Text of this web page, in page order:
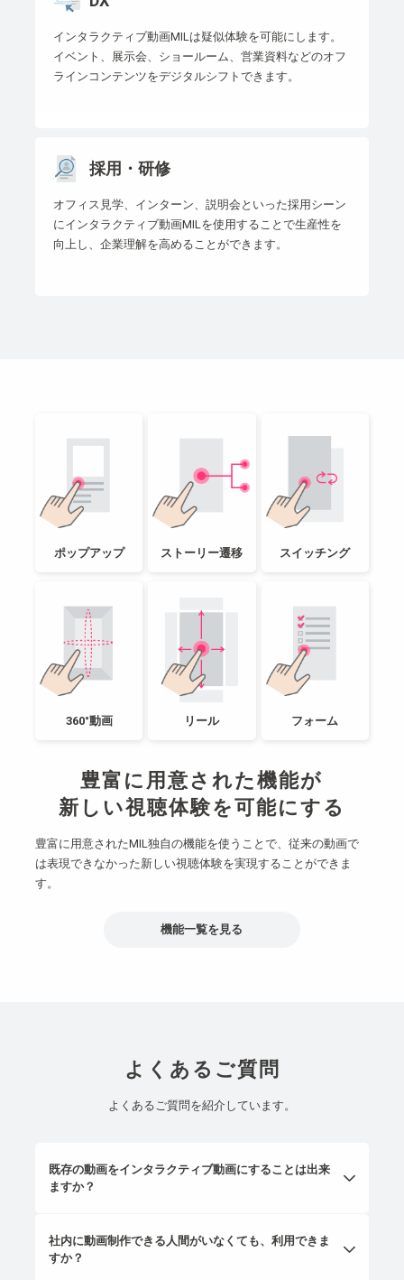
インタラクティブ動画MILは疑似体験を可能にします。
イベント、展示会、ショールーム、営業資料などのオフ
ラインコンテンツをデジタルシフトできます。
採用・研修
オフィス見学、インターン、説明会といった採用シーン
にインタラクティブ動画MILを使用することで生産性を
向上し、企業理解を高めることができます。
豊富に用意された機能が
新しい視聴体験を可能にする
豊富に用意されたMIL独自の機能を使うことで、従来の動画で
は表現できなかった新しい視聴体験を実現することができま
す。
機能一覧を見る
ポップアップ ストーリー遷移 スイッチング
360°動画 リール フォーム
よくあるご質問
よくあるご質問を紹介しています。
既存の動画をインタラクティブ動画にすることは出来
ますか？
社内に動画制作できる人間がいなくても、利用できま
すか？